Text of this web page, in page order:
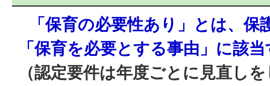
「保育の必要性あり」とは、保
「保育を必要とする事由」に該
（認定要件は年度ごとに見直し